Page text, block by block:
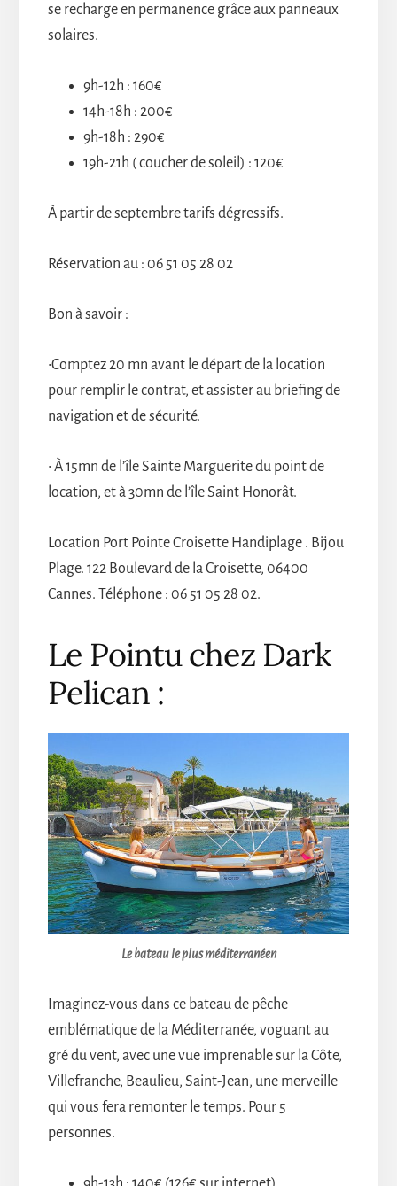
se recharge en permanence grâce aux panneaux
solaires.
9h-12h : 160€
14h-18h : 200€
9h-18h : 290€
19h-21h ( coucher de soleil) : 120€
À partir de septembre tarifs dégressifs.
Réservation au : 06 51 05 28 02
Bon à savoir :
•Comptez 20 mn avant le départ de la location
pour remplir le contrat, et assister au briefing de
navigation et de sécurité.
• À 15mn de l’île Sainte Marguerite du point de
location, et à 30mn de l’île Saint Honorât.
Location Port Pointe Croisette Handiplage . Bijou
Plage. 122 Boulevard de la Croisette, 06400
Cannes. Téléphone : 06 51 05 28 02.
Le Pointu chez Dark
Pelican :
Le bateau le plus méditerranéen
Imaginez-vous dans ce bateau de pêche
emblématique de la Méditerranée, voguant au
gré du vent, avec une vue imprenable sur la Côte,
Villefranche, Beaulieu, Saint-Jean, une merveille
qui vous fera remonter le temps. Pour 5
personnes.